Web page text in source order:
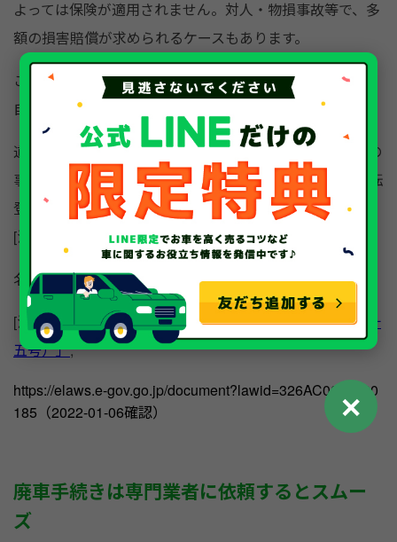
よっては保険が適用されません。対人・物損事故等で、多
額の損害賠償が求められるケースもあります。
この他、名義変更を行わないと自動車重量税・自動車税・
自賠責保険が還付されないデメリットもあります。
道路運送車両法では、「所有者の変更があった場合、その
事実が発生した日から15日以内に国土交通大臣の行う移転
登録の申請をしなければならない」と明示されています。
[注2]
名義変更は早めに行いましょう。
[注2]e-Gov,「道路運送車両法（昭和二十六年法律第百八十
五号）」,
https://elaws.e-gov.go.jp/document?lawid=326AC0000000
185（2022-01-06確認）
廃車手続きは専門業者に依頼するとスムー
ズ
✕